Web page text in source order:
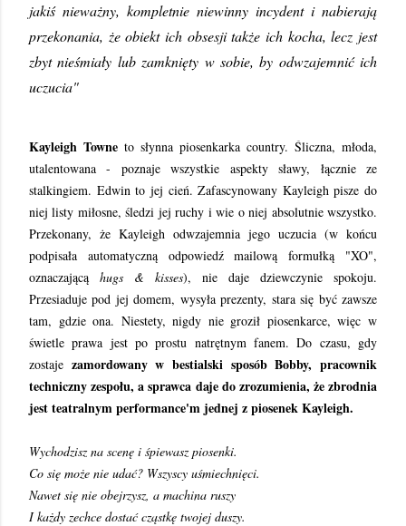
jakiś nieważny, kompletnie niewinny incydent i nabierają
przekonania, że obiekt ich obsesji także ich kocha, lecz jest
zbyt nieśmiały lub zamknięty w sobie, by odwzajemnić ich
uczucia"
Kayleigh Towne to słynna piosenkarka country. Śliczna, młoda,
utalentowana - poznaje wszystkie aspekty sławy, łącznie ze
stalkingiem. Edwin to jej cień. Zafascynowany Kayleigh pisze do
niej listy miłosne, śledzi jej ruchy i wie o niej absolutnie wszystko.
Przekonany, że Kayleigh odwzajemnia jego uczucia (w końcu
podpisała automatyczną odpowiedź mailową formułką "XO",
oznaczającą hugs & kisses), nie daje dziewczynie spokoju.
Przesiaduje pod jej domem, wysyła prezenty, stara się być zawsze
tam, gdzie ona. Niestety, nigdy nie groził piosenkarce, więc w
świetle prawa jest po prostu natrętnym fanem. Do czasu, gdy
zostaje zamordowany w bestialski sposób Bobby, pracownik
techniczny zespołu, a sprawca daje do zrozumienia, że zbrodnia
jest teatralnym performance'm jednej z piosenek Kayleigh.
Wychodzisz na scenę i śpiewasz piosenki.
Co się może nie udać? Wszyscy uśmiechnięci.
Nawet się nie obejrzysz, a machina ruszy
I każdy zechce dostać cząstkę twojej duszy.